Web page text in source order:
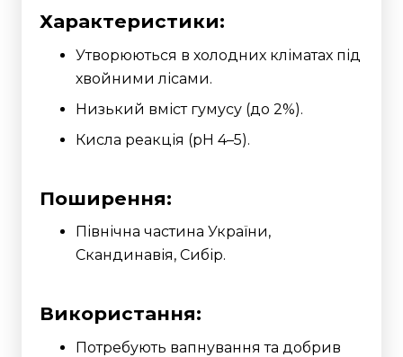
Характеристики:
Утворюються в холодних кліматах під
хвойними лісами.
Низький вміст гумусу (до 2%).
Кисла реакція (pH 4–5).
Поширення:
Північна частина України,
Скандинавія, Сибір.
Використання:
Потребують вапнування та добрив